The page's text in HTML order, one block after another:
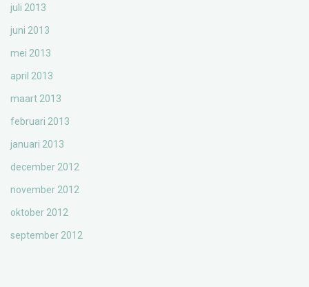
juli 2013
juni 2013
mei 2013
april 2013
maart 2013
februari 2013
januari 2013
december 2012
november 2012
oktober 2012
september 2012